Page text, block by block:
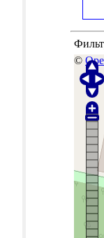
©